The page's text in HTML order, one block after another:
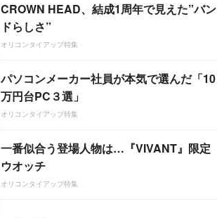
CROWN HEAD、結成1周年で見えた”バン
ドらしさ”
オリコンタイアップ特集
パソコンメーカー社員が本気で選んだ「10
万円台PC３選」
オリコンタイアップ特集
一番似合う登場人物は…『VIVANT』限定
ウオッチ
オリコンタイアップ特集